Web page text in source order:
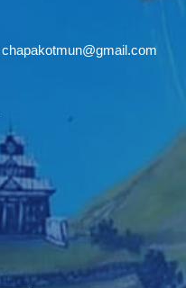
chapakotmun@gmail.com